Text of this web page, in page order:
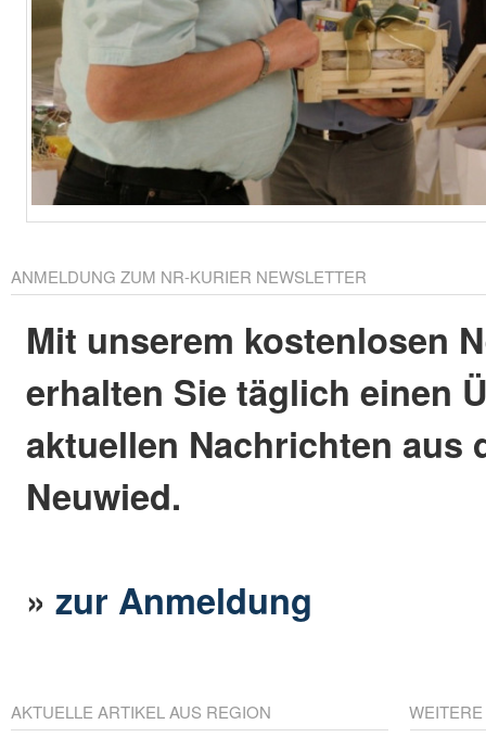
ANMELDUNG ZUM NR-KURIER NEWSLETTER
Mit unserem kostenlosen
erhalten Sie täglich einen
aktuellen Nachrichten aus
Neuwied.
»zur Anmeldung
AKTUELLE ARTIKEL AUS REGION